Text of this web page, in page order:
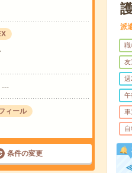
---
ィール
条件の変更
派
職
友
週
午
車